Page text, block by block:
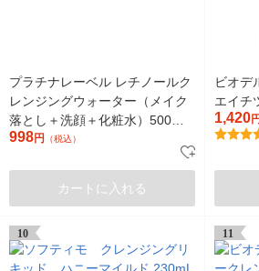
プラチナレーベル レチノールク
レンジングウォーター（メイク
落とし＋洗顔＋化粧水）500ml
ドウシシャ
998円 （税込）
カートに入れる
ビオデ
エイチ
1,420
10 11